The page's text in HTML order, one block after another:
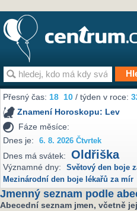
Přesný čas:18 10 / týden v roce:
Znamení Horoskopu: Lev
Fáze měsíce:
Dnes je:
6. 8. 2026 Čtvrtek
Dnes má svátek: Oldřiška
Významné dny: Světový den boje
Mezinárodní den boje lékařů za mír
Jmenný seznam podle
Abecední seznam jmen, včetně